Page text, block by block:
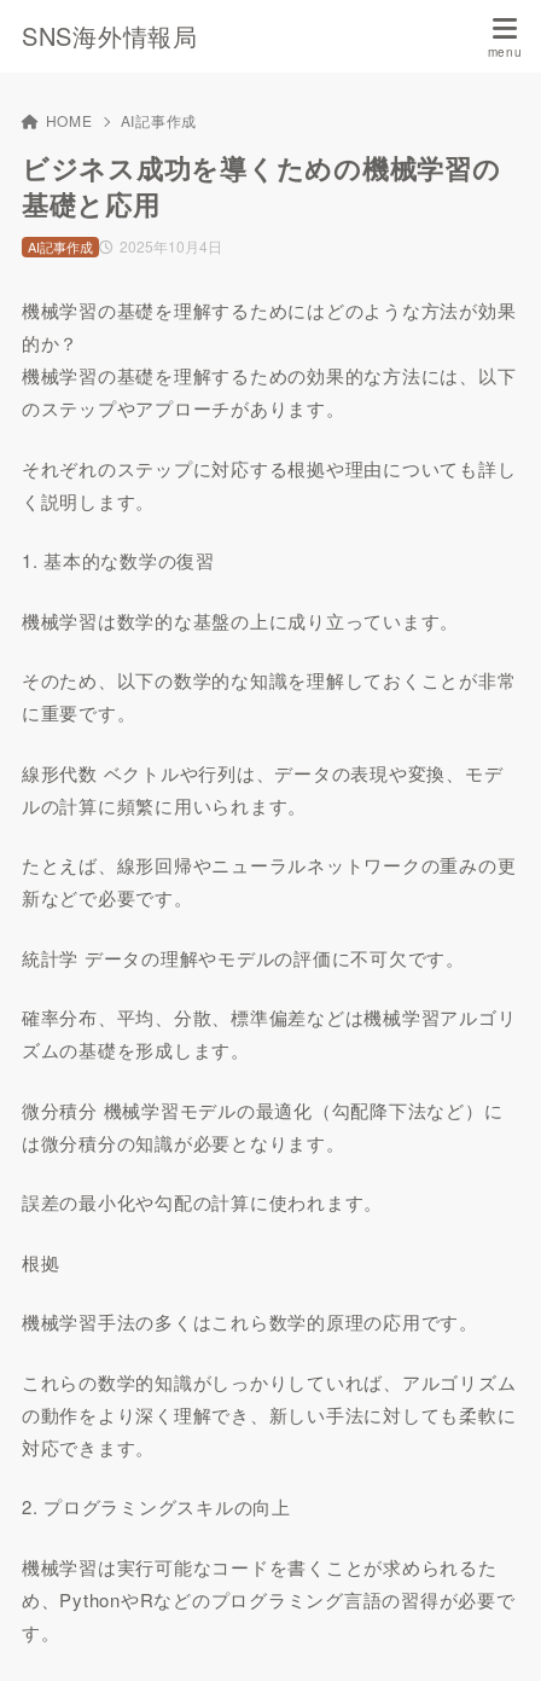
SNS海外情報局
HOME AI記事作成
ビジネス成功を導くための機械学習の
基礎と応用
2025年10月4日
AI記事作成
機械学習の基礎を理解するためにはどのような方法が効果
的か？
機械学習の基礎を理解するための効果的な方法には、以下
のステップやアプローチがあります。
それぞれのステップに対応する根拠や理由についても詳し
く説明します。
1. 基本的な数学の復習
機械学習は数学的な基盤の上に成り立っています。
そのため、以下の数学的な知識を理解しておくことが非常
に重要です。
線形代数 ベクトルや行列は、データの表現や変換、モデ
ルの計算に頻繁に用いられます。
たとえば、線形回帰やニューラルネットワークの重みの更
新などで必要です。
統計学 データの理解やモデルの評価に不可欠です。
確率分布、平均、分散、標準偏差などは機械学習アルゴリ
ズムの基礎を形成します。
微分積分 機械学習モデルの最適化（勾配降下法など）に
は微分積分の知識が必要となります。
誤差の最小化や勾配の計算に使われます。
根拠
機械学習手法の多くはこれら数学的原理の応用です。
これらの数学的知識がしっかりしていれば、アルゴリズム
の動作をより深く理解でき、新しい手法に対しても柔軟に
対応できます。
2. プログラミングスキルの向上
機械学習は実行可能なコードを書くことが求められるた
め、PythonやRなどのプログラミング言語の習得が必要で
す。